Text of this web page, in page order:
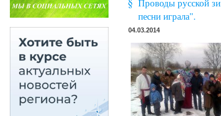
Проводы русской
песни играла".
04.03.2014